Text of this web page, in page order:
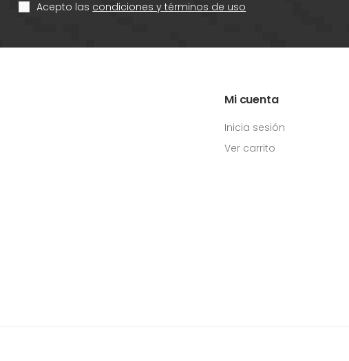
Acepto las condiciones y términos de uso
Mi cuenta
Inicia sesión
Ver carrito